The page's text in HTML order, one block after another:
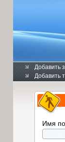
Добавить
Добавить
Имя